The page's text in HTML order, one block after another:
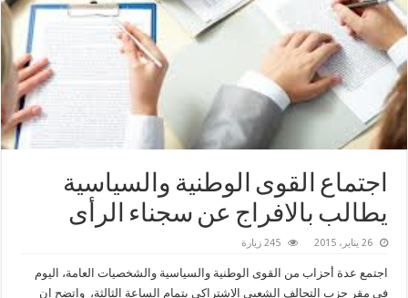
اجتماع القوى الوطنية والسياسية
يطالب بالافراج عن سجناء الرأى
26 يناير، 2015 245 زيارة
اجتمع عدة أحزاب من القوى الوطنية والسياسية والشخصيات العامة، اليوم
في مقر حزب التحالف الشعبي الاشتراكي بتمام الساعة الثالثة، واتضح ان